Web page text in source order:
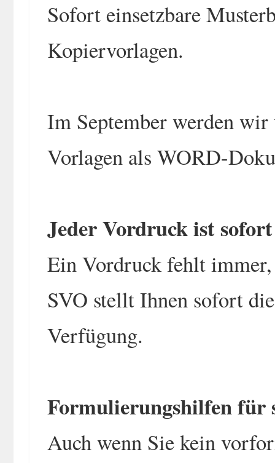
Sofort einsetzbare
Kopiervorlagen.
Im September werden
Vorlagen als WORD-
Jeder Vordruck ist
Ein Vordruck fehlt
SVO stellt Ihnen sofort
Verfügung.
Formulierungshilfen für
Auch wenn Sie kein